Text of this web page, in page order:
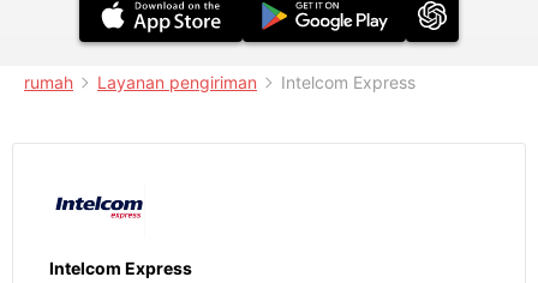
rumah Layanan pengiriman Intelcom Express
Intelcom Express